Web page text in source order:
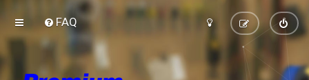
FAQ